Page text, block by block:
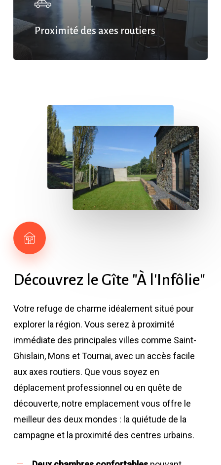
Proximité des axes routiers
Découvrez le Gîte "À l'Infôlie"
Votre refuge de charme idéalement situé pour
explorer la région. Vous serez à proximité
immédiate des principales villes comme Saint-
Ghislain, Mons et Tournai, avec un accès facile
aux axes routiers. Que vous soyez en
déplacement professionnel ou en quête de
découverte, notre emplacement vous offre le
meilleur des deux mondes : la quiétude de la
campagne et la proximité des centres urbains.